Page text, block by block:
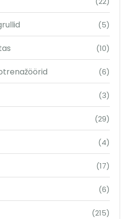
(5)
(10)
(6)
(3)
(29)
(4)
(17)
(6)
(215)